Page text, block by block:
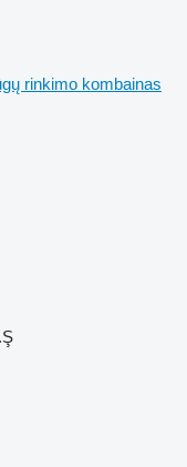
rinkimo kombainas